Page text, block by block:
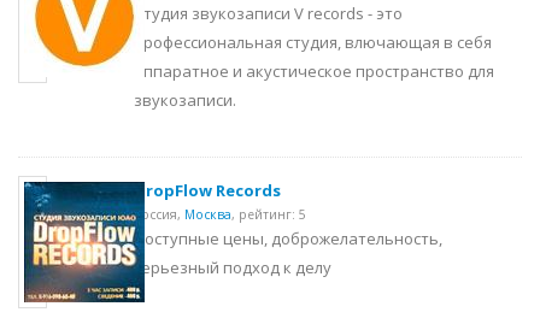
Студия звукозаписи V records - это
профессиональная студия, влючающая в себя
аппаратное и акустическое пространство для
звукозаписи.
DropFlow Records
Россия, Москва, рейтинг: 5
Доступные цены, доброжелательность,
серьезный подход к делу